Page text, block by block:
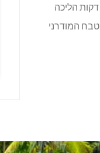
הליכה
המודרני